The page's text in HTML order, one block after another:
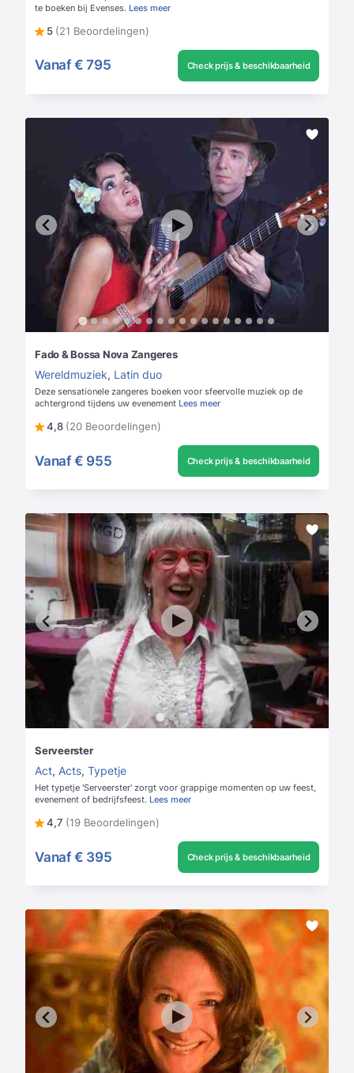
te boeken bij Evenses. Lees meer
5 (21 Beoordelingen)
Vanaf € 795 Check prijs & beschikbaarheid
Fado & Bossa Nova Zangeres
Wereldmuziek, Latin duo
Deze sensationele zangeres boeken voor sfeervolle muziek op de
achtergrond tijdens uw evenement Lees meer
4,8 (20 Beoordelingen)
Vanaf € 955 Check prijs & beschikbaarheid
Serveerster
Act, Acts, Typetje
Het typetje 'Serveerster' zorgt voor grappige momenten op uw feest,
evenement of bedrijfsfeest. Lees meer
4,7 (19 Beoordelingen)
Vanaf € 395 Check prijs & beschikbaarheid